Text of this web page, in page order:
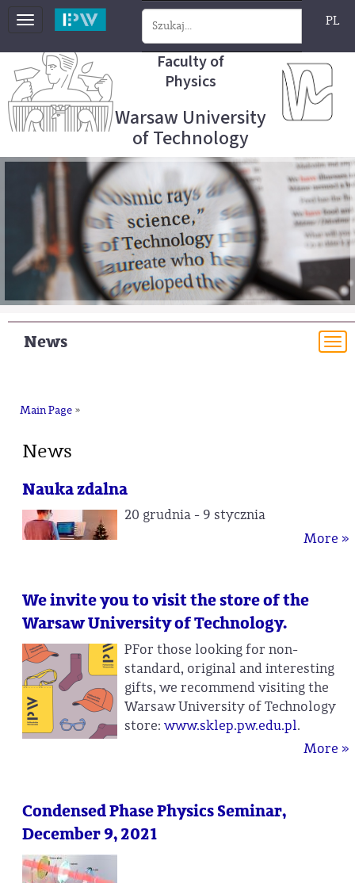
Toggle
PL
Faculty of
Physics
Warsaw University
of Technology
News
Main Page »
News
Nauka zdalna
20 grudnia - 9 stycznia
More »
We invite you to visit the store of the
Warsaw University of Technology.
PFor those looking for non-
standard, original and interesting
gifts, we recommend visiting the
Warsaw University of Technology
store: www.sklep.pw.edu.pl.
More »
Condensed Phase Physics Seminar,
December 9, 2021